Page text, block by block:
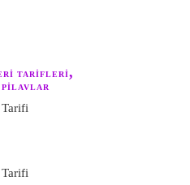
TARIFLERI